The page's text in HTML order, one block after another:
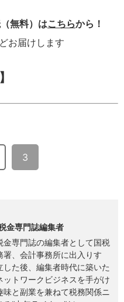
無料）はこちらから！
お届けします
】
3
金専門誌編集者
金専門誌の編集者として国税
署、会計事務所に出入りす
した後、編集者時代に築いた
ットワークビジネスを手がけ
味と副業を兼ねて税務関係ニ